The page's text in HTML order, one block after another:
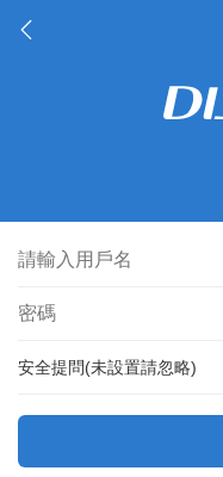
安全提問(未設置請忽略)